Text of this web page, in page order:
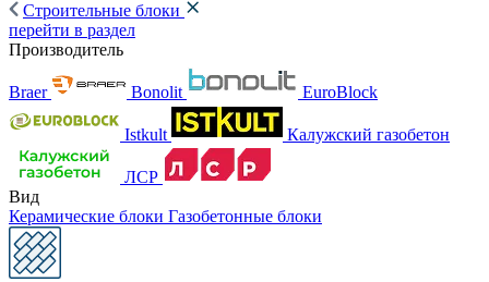
Строительные блоки
перейти в раздел
Производитель
Braer Bonolit EuroBlock
Istkult Калужский газобетон
ЛСР
Вид
Керамические блоки Газобетонные блоки